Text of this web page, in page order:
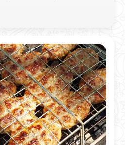
обладает уникальным
которые делают его
столах.